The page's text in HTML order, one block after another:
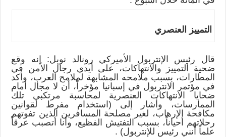
التمييز العنصري
قال رئيس الإنتربول الأميركي رونالد نوبل: إنه وقع
ضحية التمييز والانتهاكات، على أيدي رجال الأمن في
المطارات، بسبب ملامحه المشابهة لملامح العرب، وأكد
في مؤتمر الانتربول في إسبانيا مؤخراً، أن لا مجال أمام
ضحايا الانتهاكات العنصرية لمحاسبة مرتكبي تلك
الممارسات، وأشار إلى (استخدام مفرط لقوانين
مكافحة الإرهاب، لغير مصلحة المسافرين الذين تفوتهم
رحلاتهم أحياناً، بسبب التفتيش الفظيع، وأنا أتصبب عرقاً
علماً أنني رئيس للإنتربول) .